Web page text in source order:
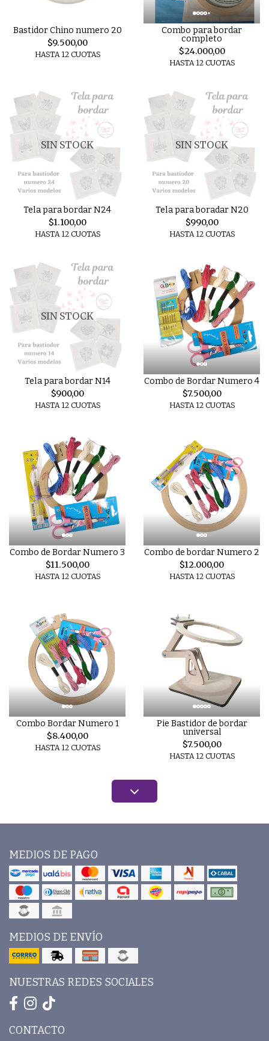
Bastidor Chino numero 20
$9.500,00
HASTA 12 CUOTAS
Combo para bordar
completo
$24.000,00
HASTA 12 CUOTAS
SIN STOCK
Tela para bordar N24
$1.100,00
HASTA 12 CUOTAS
SIN STOCK
Tela para boradar N20
$990,00
HASTA 12 CUOTAS
SIN STOCK
Tela para bordar N14
$900,00
HASTA 12 CUOTAS
Combo de Bordar Numero 4
$7.500,00
HASTA 12 CUOTAS
Combo de Bordar Numero 3
$11.500,00
HASTA 12 CUOTAS
Combo de bordar Numero 2
$12.000,00
HASTA 12 CUOTAS
Combo Bordar Numero 1
$8.400,00
HASTA 12 CUOTAS
Pie Bastidor de bordar
universal
$7.500,00
HASTA 12 CUOTAS
MEDIOS DE PAGO
MEDIOS DE ENVÍO
NUESTRAS REDES SOCIALES
CONTACTO